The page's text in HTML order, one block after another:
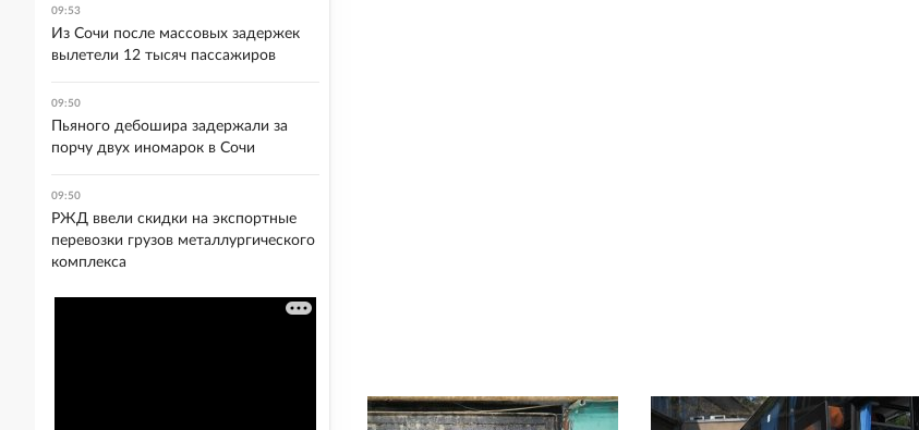
09:53
Из Сочи после массовых задержек
вылетели 12 тысяч пассажиров
09:50
Пьяного дебошира задержали за
порчу двух иномарок в Сочи
09:50
РЖД ввели скидки на экспортные
перевозки грузов металлургического
комплекса